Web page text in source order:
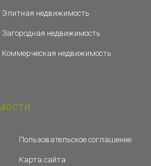
Элитная недвижимость
Загородная недвижимость
Коммерческая недвижимость
Пользовательское соглашение
Карта сайта